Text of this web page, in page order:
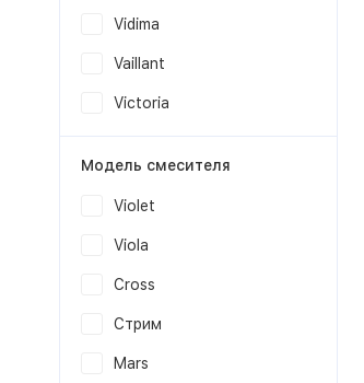
Vidima
Vaillant
Victoria
Модель смесителя
Violet
Viola
Cross
Стрим
Mars